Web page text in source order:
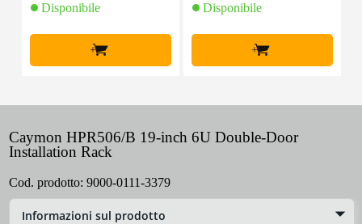
Disponibile
+
Disponibile
+
Caymon HPR506/B 19-inch 6U Double-Door
Installation Rack
Cod. prodotto: 9000-0111-3379
Informazioni sul prodotto